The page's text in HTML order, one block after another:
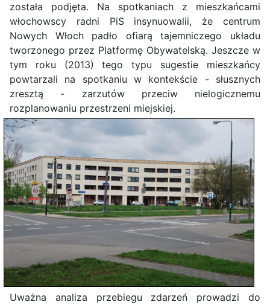
została podjęta. Na spotkaniach z mieszkańcami
włochowscy radni PiS insynuowalii, że centrum
Nowych Włoch padło ofiarą tajemniczego układu
tworzonego przez Platformę Obywatelską. Jeszcze w
tym roku (2013) tego typu sugestie mieszkańcy
powtarzali na spotkaniu w kontekście - słusznych
zresztą - zarzutów przeciw nielogicznemu
rozplanowaniu przestrzeni miejskiej.
Uważna analiza przebiegu zdarzeń prowadzi do